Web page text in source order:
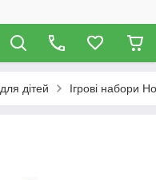
дітей Ігрові набори